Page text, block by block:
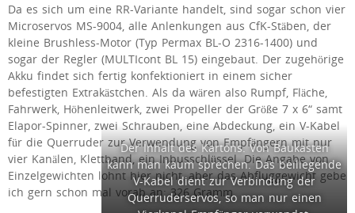
Da es sich um eine RR-Variante handelt, sind sogar schon vier
Microservos MS-9004, alle Anlenkungen aus CfK-Stäben, der
kleine Brushless-Motor (Typ Permax BL-O 2316-1400) und
sogar der Regler (MULTIcont BL 15) eingebaut. Der zugehörige
Akku findet sich fertig konfektioniert in einem sicher
befestigten Extrakästchen. Als da wären also Rumpf, Fläche,
Fahrwerk, Höhenleitwerk, zwei Propeller der Größe 7 x 6“ samt
Elapor-Spinner, zwei Schrauben, eine Abdeckung, ein V-Kabel
für die Querruder zur Verwendung von Empfängern mit nur
vier Kanälen, Klettband, ein Inbusschlüssel. Die Angabe von
Einzelgewichten lohnt hier nicht, aber das Abfluggewicht gebe
ich gern schon mal vorab an: 326 Gramm.
Der Inhalt des Kartons. Von Baukasten
kann man kaum sprechen. Das beiliegende
V-Kabel dient zur Verbindung der
Querruderservos, so man nur einen